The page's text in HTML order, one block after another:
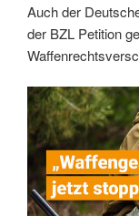
Auch der
der BZL Petition